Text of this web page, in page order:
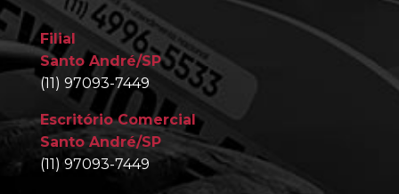
Filial
Santo André/SP
(11) 97093-7449
Escritório Comercial
Santo André/SP
(11) 97093-7449